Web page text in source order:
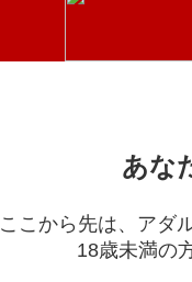
あな
ここから先は、アダ
18歳未満の